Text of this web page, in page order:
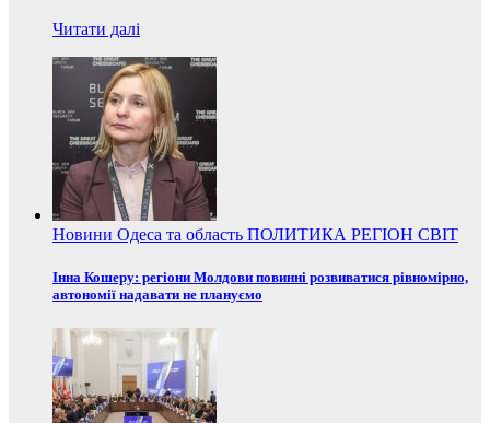
Читати далі
Новини Одеса та область ПОЛИТИКА РЕГІОН СВІТ
Інна Кошеру: регіони Молдови повинні розвиватися рівномірно,
автономії надавати не плануємо